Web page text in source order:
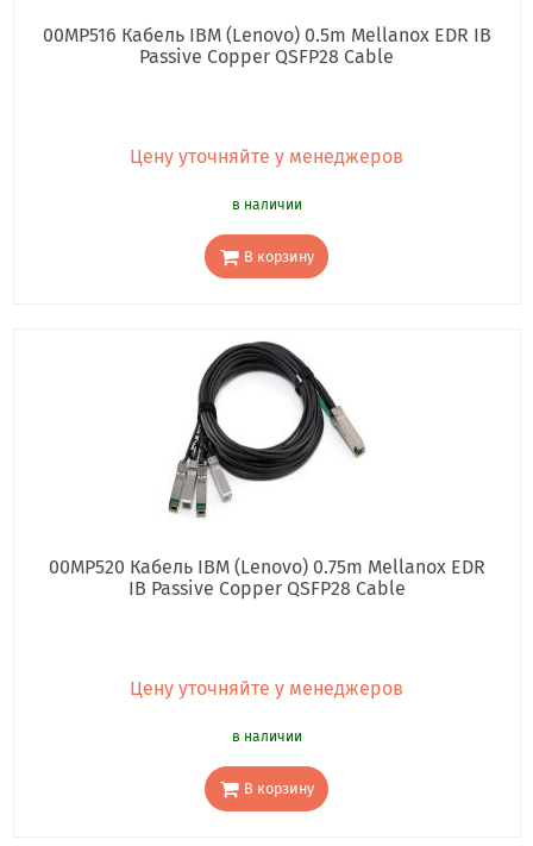
00MP516 Кабель IBM (Lenovo) 0.5m Mellanox EDR IB
Passive Copper QSFP28 Cable
Цену уточняйте у менеджеров
в наличии
В корзину
00MP520 Кабель IBM (Lenovo) 0.75m Mellanox EDR
IB Passive Copper QSFP28 Cable
Цену уточняйте у менеджеров
в наличии
В корзину